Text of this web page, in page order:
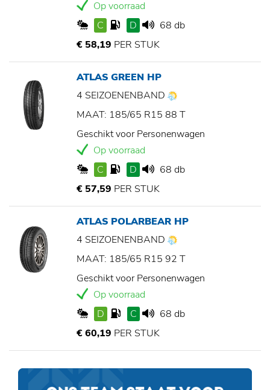
Op voorraad
C
D
68 db
€ 58,19 PER STUK
ATLAS GREEN HP
4 SEIZOENENBAND
MAAT: 185/65 R15 88 T
Geschikt voor Personenwagen
Op voorraad
C
D
68 db
€ 57,59 PER STUK
ATLAS POLARBEAR HP
4 SEIZOENENBAND
MAAT: 185/65 R15 92 T
Geschikt voor Personenwagen
Op voorraad
D
C
68 db
€ 60,19 PER STUK